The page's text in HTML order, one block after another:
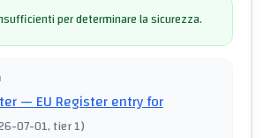
per determinare la sicurezza.
— EU Register entry for
07-01, tier 1)